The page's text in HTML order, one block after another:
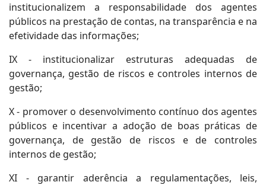
institucionalizem a responsabilidade dos agentes
públicos na prestação de contas, na transparência e na
efetividade das informações;
IX - institucionalizar estruturas adequadas de
governança, gestão de riscos e controles internos de
gestão;
X - promover o desenvolvimento contínuo dos agentes
públicos e incentivar a adoção de boas práticas de
governança, de gestão de riscos e de controles
internos de gestão;
XI - garantir aderência a regulamentações, leis,